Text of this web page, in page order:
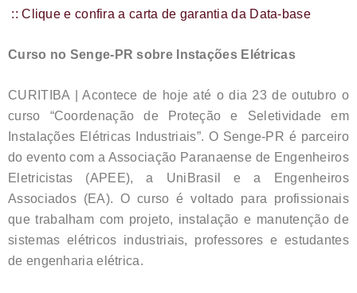
:: Clique e confira a carta de garantia da Data-base
Curso no Senge-PR sobre Instações Elétricas
CURITIBA | Acontece de hoje até o dia 23 de outubro o
curso “Coordenação de Proteção e Seletividade em
Instalações Elétricas Industriais”. O Senge-PR é parceiro
do evento com a Associação Paranaense de Engenheiros
Eletricistas (APEE), a UniBrasil e a Engenheiros
Associados (EA). O curso é voltado para profissionais
que trabalham com projeto, instalação e manutenção de
sistemas elétricos industriais, professores e estudantes
de engenharia elétrica.